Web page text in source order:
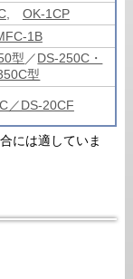
, OK-1CP
1B
型 ／DS-250C・
型
／DS-20CF
には適していま